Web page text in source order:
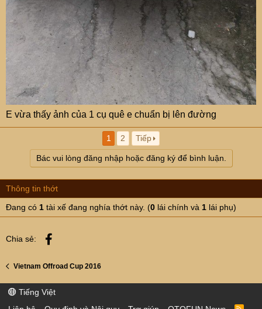
E vừa thấy ảnh của 1 cụ quê e chuẩn bị lên đường
1 2 Tiếp
Bác vui lòng đăng nhập hoặc đăng ký để bình luận.
Thông tin thớt
Đang có 1 tài xế đang nghía thớt này. (0 lái chính và 1 lái phụ)
Chia sẻ:
Vietnam Offroad Cup 2016
Tiếng Việt